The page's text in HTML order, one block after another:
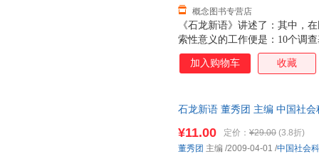
《石龙新语》讲述了：其中，
索性意义的工作便是：10个调
员，对本村每天发生的事情进
化实际出发，把国际文化人类
的社会文化进行叙述与评论，
文化人类学建设。
概念图书专营店
加入购物车 收藏
石龙新语 董秀团 主编 中国社
¥11.00 定价： ¥29.00 (3.8折)
董秀团 主编 /2009-04-01 /中国社会